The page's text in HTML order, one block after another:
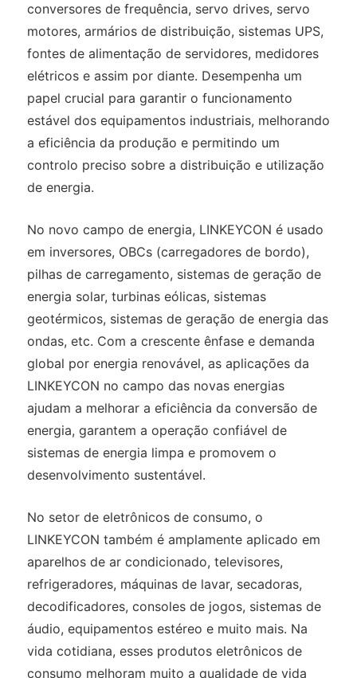
conversores de frequência, servo drives, servo
motores, armários de distribuição, sistemas UPS,
fontes de alimentação de servidores, medidores
elétricos e assim por diante. Desempenha um
papel crucial para garantir o funcionamento
estável dos equipamentos industriais, melhorando
a eficiência da produção e permitindo um
controlo preciso sobre a distribuição e utilização
de energia.
No novo campo de energia, LINKEYCON é usado
em inversores, OBCs (carregadores de bordo),
pilhas de carregamento, sistemas de geração de
energia solar, turbinas eólicas, sistemas
geotérmicos, sistemas de geração de energia das
ondas, etc. Com a crescente ênfase e demanda
global por energia renovável, as aplicações da
LINKEYCON no campo das novas energias
ajudam a melhorar a eficiência da conversão de
energia, garantem a operação confiável de
sistemas de energia limpa e promovem o
desenvolvimento sustentável.
No setor de eletrônicos de consumo, o
LINKEYCON também é amplamente aplicado em
aparelhos de ar condicionado, televisores,
refrigeradores, máquinas de lavar, secadoras,
decodificadores, consoles de jogos, sistemas de
áudio, equipamentos estéreo e muito mais. Na
vida cotidiana, esses produtos eletrônicos de
consumo melhoram muito a qualidade de vida